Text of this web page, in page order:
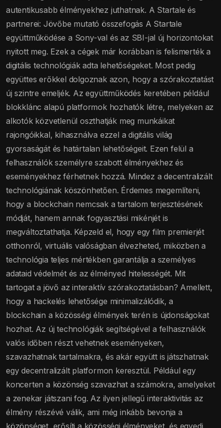
autentikusabb élményekhez juthatnak. A Startale és
partnerei: Jövőbe mutató összefogás A Startale
együttműködése a Sony-val és az SBI-jal új horizontokat
nyitott meg. Ezek a cégek már korábban is felismerték a
digitális technológiák adta lehetőségeket. Most pedig
együttes erőkkel dolgoznak azon, hogy a szórakoztatást
új szintre emeljék. Az együttműködés keretében például
blokklánc alapú platformok hozhatók létre, melyeken az
alkotók közvetlenül oszthatják meg munkáikat
rajongóikkal, kihasználva ezzel a digitális világ
gyorsaságát és határtalan lehetőségeit. Ezen felül a
felhasználók személyre szabott élményekhez és
eseményekhez férhetnek hozzá. Mindez a decentralizált
technológiának köszönhetően. Érdemes megemlíteni,
hogy a blockchain nemcsak a tartalom terjesztésének
módját, hanem annak fogyasztási mikénjét is
megváltoztathatja. Képzeld el, hogy egy film premierjét
otthonról, virtuális valóságban élvezheted, miközben a
technológia teljes mértékben garantálja a személyes
adataid védelmét és az élményed hitelességét. Mit
tartogat a jövő az interaktív szórakoztatásban? Amellett,
hogy a hackelés lehetősége minimalizálódik, a
blockchain a közösségi élmények terén is újdonságokat
hozhat. Az új technológiák segítségével a felhasználók
valós időben részt vehetnek eseményeken,
szavazhatnak tartalmakra, és akár együtt is játszhatnak
egy decentralizált platformon keresztül. Például egy
koncerten a közönség szavazhat a számokra, amelyeket
a zenekar játszani fog. Az ilyen jellegű interaktivitás az
élmény részévé válik, ami még inkább bevonja a